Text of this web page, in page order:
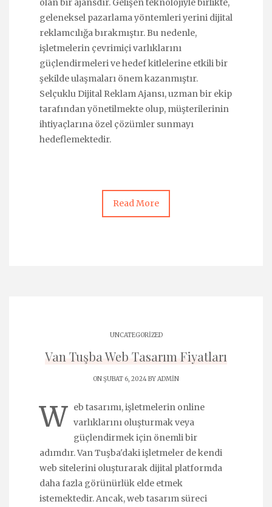
olan bir ajansdır. Gelişen teknolojiyle birlikte,
geleneksel pazarlama yöntemleri yerini dijital
reklamcılığa bırakmıştır. Bu nedenle,
işletmelerin çevrimiçi varlıklarını
güçlendirmeleri ve hedef kitlelerine etkili bir
şekilde ulaşmaları önem kazanmıştır.
Selçuklu Dijital Reklam Ajansı, uzman bir ekip
tarafından yönetilmekte olup, müşterilerinin
ihtiyaçlarına özel çözümler sunmayı
hedeflemektedir.
Read More
UNCATEGORIZED
Van Tuşba Web Tasarım Fiyatları
ON ŞUBAT 6, 2024 BYADMIN
W
eb tasarımı, işletmelerin online
varlıklarını oluşturmak veya
güçlendirmek için önemli bir
adımdır. Van Tuşba'daki işletmeler de kendi
web sitelerini oluşturarak dijital platformda
daha fazla görünürlük elde etmek
istemektedir. Ancak, web tasarım süreci